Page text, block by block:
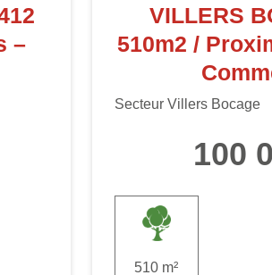
–
VILLERS
510m2 /
Secteur Villers Bocage
100
510 m²